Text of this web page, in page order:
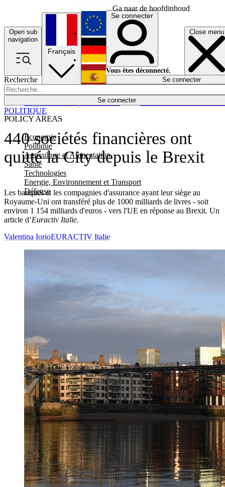
Ga naar de hoofdinhoud
Open sub
navigation
Close menu
Recherche
Se connecter
POLICY AREAS
Economie
Politique
Agriculture et Alimentation
Santé
Technologies
Energie, Environnement et Transport
Défense
Économie
Français
English
Deutsch
Español
Se connecter
Vous êtes déconnecté.
Se connecter
440 sociétés financières ont
quitté la City depuis le Brexit
Les banques et les compagnies d'assurance ayant leur siège au
Royaume-Uni ont transféré plus de 1000 milliards de livres - soit
environ 1 154 milliards d'euros - vers l'UE en réponse au Brexit. Un
article d’Euractiv Italie.
POLITIQUE
Valentina IorioEURACTIV Italie